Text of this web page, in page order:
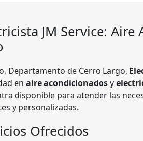
JM Service:
Departamento de Cerro Largo,
en aire acondicionadosy
disponible para atender las
y personalizadas.
Ofrecidos